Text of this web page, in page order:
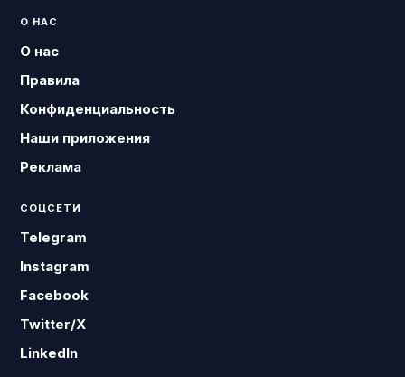
О НАС
О нас
Правила
Конфиденциальность
Наши приложения
Реклама
СОЦСЕТИ
Telegram
Instagram
Facebook
Twitter/X
LinkedIn